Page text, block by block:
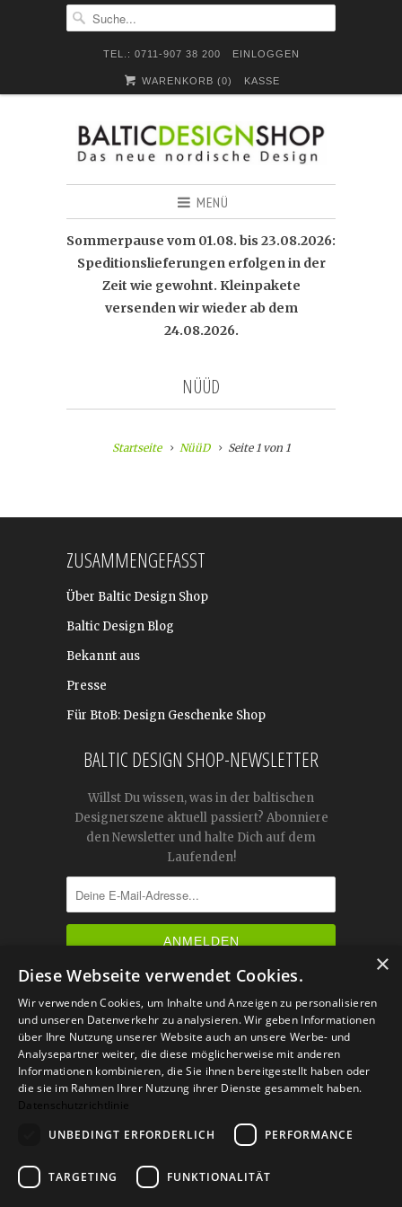
TEL.: 0711-907 38 200 EINLOGGEN
WARENKORB (0) KASSE
MENÜ
Sommerpause vom 01.08. bis 23.08.2026:
Speditionslieferungen erfolgen in der
Zeit wie gewohnt. Kleinpakete
versenden wir wieder ab dem
24.08.2026.
NÜÜD
Startseite NüüD Seite 1 von 1
ZUSAMMENGEFASST
Über Baltic Design Shop
Baltic Design Blog
Bekannt aus
Presse
Für BtoB: Design Geschenke Shop
BALTIC DESIGN SHOP-NEWSLETTER
Willst Du wissen, was in der baltischen
Designerszene aktuell passiert? Abonniere
den Newsletter und halte Dich auf dem
Laufenden!
 
IM KATALOG BLÄTTERN
Versand Zahlarten
Retoure
×
Diese Webseite verwendet Cookies.
Wir verwenden Cookies, um Inhalte und Anzeigen zu personalisieren
und unseren Datenverkehr zu analysieren. Wir geben Informationen
über Ihre Nutzung unserer Website auch an unsere Werbe- und
Analysepartner weiter, die diese möglicherweise mit anderen
Informationen kombinieren, die Sie ihnen bereitgestellt haben oder
die sie im Rahmen Ihrer Nutzung ihrer Dienste gesammelt haben.
Datenschutzrichtlinie
UNBEDINGT ERFORDERLICH
PERFORMANCE
TARGETING FUNKTIONALITÄT